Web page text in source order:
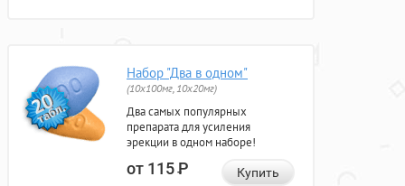
Набор "Два в одном"
(10x100мг, 10x20мг)
Два самых популярных
препарата для усиления
эрекции в одном наборе!
от 115Р Купить